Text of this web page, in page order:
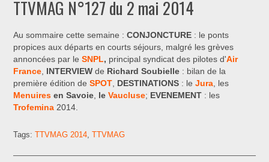
TTVMAG N°127 du 2 mai 2014
Au sommaire cette semaine :CONJONCTURE : le ponts
propices aux départs en courts séjours, malgré les grèves
annoncées par leSNPL, principal syndicat des pilotes d'Air
France INTERVIEW de Richard Soubielle : bilan de la
première édition deSPOT DESTINATIONS : le Jura , les
Menuires en Savoie leVaucluse; EVENEMENT : les
Trofemina 2014.
Tags:TTVMAG 2014 ,TTVMAG